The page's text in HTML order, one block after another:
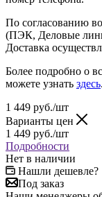
По согласованию
(ПЭК, Деловые
Доставка
Более подробно о
можете узнать здесь.
1 449 руб./шт
Варианты цен
1 449 руб./шт
Подробности
Нет в наличии
Нашли дешевле?
Под заказ